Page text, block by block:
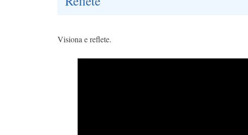
Visiona e reflete.